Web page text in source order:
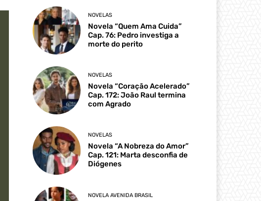
NOVELAS
Novela “Quem Ama Cuida”
Cap. 76: Pedro investiga a
morte do perito
NOVELAS
Novela “Coração Acelerado”
Cap. 172: João Raul termina
com Agrado
NOVELAS
Novela “A Nobreza do Amor”
Cap. 121: Marta desconfia de
Diógenes
NOVELA AVENIDA BRASIL